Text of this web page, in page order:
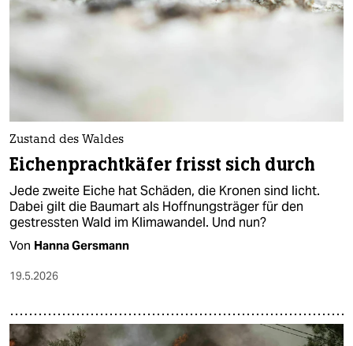
Zustand des Waldes
Eichenprachtkäfer frisst sich durch
Jede zweite Eiche hat Schäden, die Kronen sind licht.
Dabei gilt die Baumart als Hoffnungsträger für den
gestressten Wald im Klimawandel. Und nun?
Von Hanna Gersmann
19.5.2026